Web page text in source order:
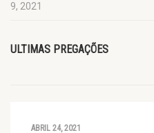
9, 2021
ULTIMAS PREGAÇÕES
ABRIL 24, 2021